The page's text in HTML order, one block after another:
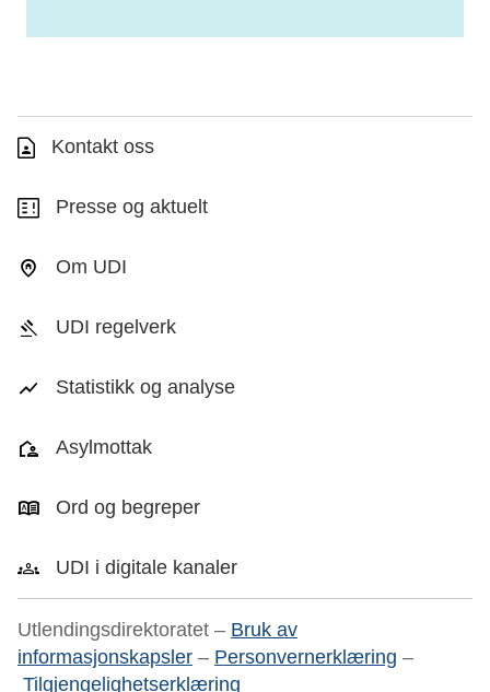
Kontakt oss
Presse og aktuelt
Om UDI
UDI regelverk
Statistikk og analyse
Asylmottak
Ord og begreper
UDI i digitale kanaler
Utlendingsdirektoratet – Bruk av
informasjonskapsler – Personvernerklæring –
Tilgjengelighetserklæring